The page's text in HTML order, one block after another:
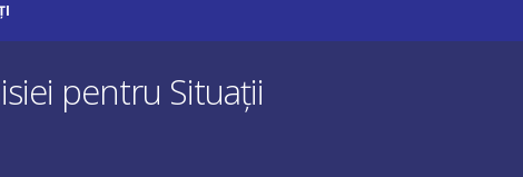
pentru Situaţii